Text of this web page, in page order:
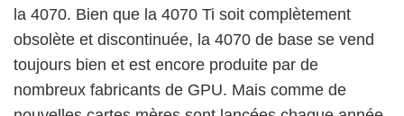
la 4070. Bien que la 4070 Ti soit complètement
obsolète et discontinuée, la 4070 de base se vend
toujours bien et est encore produite par de
nombreux fabricants de GPU. Mais comme de